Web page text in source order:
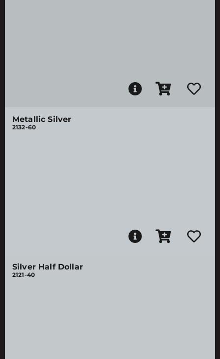
Metallic Silver
2132-60
Silver Half Dollar
2121-40